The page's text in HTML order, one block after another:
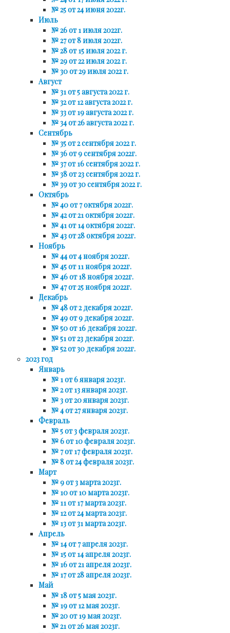
№ 25 от 24 июня 2022г.
Июль
№ 26 от 1 июля 2022г.
№ 27 от 8 июля 2022г.
№ 28 от 15 июля 2022 г.
№ 29 от 22 июля 2022 г.
№ 30 от 29 июля 2022 г.
Август
№ 31 от 5 августа 2022 г.
№ 32 от 12 августа 2022 г.
№ 33 от 19 августа 2022 г.
№ 34 от 26 августа 2022 г.
Сентябрь
№ 35 от 2 сентября 2022 г.
№ 36 от 9 сентября 2022г.
№ 37 от 16 сентября 2022 г.
№ 38 от 23 сентября 2022 г.
№ 39 от 30 сентября 2022 г.
Октябрь
№ 40 от 7 октября 2022г.
№ 42 от 21 октября 2022г.
№ 41 от 14 октября 2022г.
№ 43 от 28 октября 2022г.
Ноябрь
№ 44 от 4 ноября 2022г.
№ 45 от 11 ноября 2022г.
№ 46 от 18 ноября 2022г.
№ 47 от 25 ноября 2022г.
Декабрь
№ 48 от 2 декабря 2022г.
№ 49 от 9 декабря 2022г.
№ 50 от 16 декабря 2022г.
№ 51 от 23 декабря 2022г.
№ 52 от 30 декабря 2022г.
2023 год
Январь
№ 1 от 6 января 2023г.
№ 2 от 13 января 2023г.
№ 3 от 20 января 2023г.
№ 4 от 27 января 2023г.
Февраль
№ 5 от 3 февраля 2023г.
№ 6 от 10 февраля 2023г.
№ 7 от 17 февраля 2023г.
№ 8 от 24 февраля 2023г.
Март
№ 9 от 3 марта 2023г.
№ 10 от 10 марта 2023г.
№ 11 от 17 марта 2023г.
№ 12 от 24 марта 2023г.
№ 13 от 31 марта 2023г.
Апрель
№ 14 от 7 апреля 2023г.
№ 15 от 14 апреля 2023г.
№ 16 от 21 апреля 2023г.
№ 17 от 28 апреля 2023г.
Май
№ 18 от 5 мая 2023г.
№ 19 от 12 мая 2023г.
№ 20 от 19 мая 2023г.
№ 21 от 26 мая 2023г.